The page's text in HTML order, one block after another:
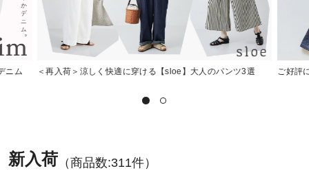
ニム ＜再入荷＞涼しく快適に穿ける【sloe】大人のパンツ3選 ご好評
新入荷 （商品数:311件）